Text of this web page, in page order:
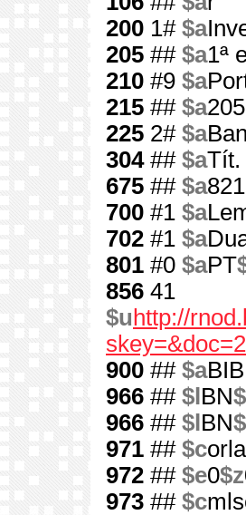
200 1# $a
205 ## $a1ª
210 #9 $a
215 ## $a
225 2# $a
304## $aTít.
675 ## $a
700 #1 $a
702 #1 $a
801 #0 $aPT
856 41
$u http://
900 ## $a
966 ## $l BN
966 ## $l BN
971 ## $c
972 ## $e0$z
973 ## $c